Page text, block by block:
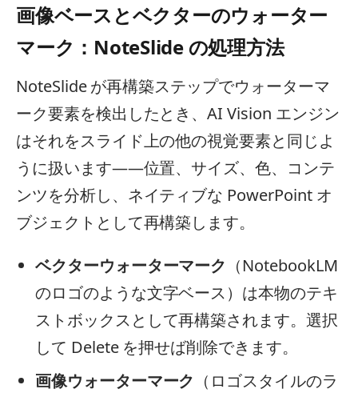
画像ベースとベクターのウォーター
マーク：NoteSlide の処理方法
NoteSlide が再構築ステップでウォーターマ
ーク要素を検出したとき、AI Vision エンジン
はそれをスライド上の他の視覚要素と同じよ
うに扱います——位置、サイズ、色、コンテ
ンツを分析し、ネイティブな PowerPoint オ
ブジェクトとして再構築します。
ベクターウォーターマーク （NotebookLM
のロゴのような文字ベース）は本物のテキ
ストボックスとして再構築されます。選択
して Delete を押せば削除できます。
画像ウォーターマーク （ロゴスタイルのラ